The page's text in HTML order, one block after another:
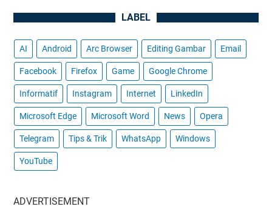
LABEL
AI Android Arc Browser Editing Gambar Email
Facebook Firefox Game Google Chrome
Informatif Instagram Internet LinkedIn
Microsoft Edge Microsoft Word News Opera
Telegram Tips & Trik WhatsApp Windows
YouTube
ADVERTISEMENT